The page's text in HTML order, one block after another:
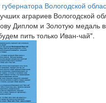
Вологодской
аграриев Вологодской
Диплом и Золотую медаль
пить только Иван-чай".